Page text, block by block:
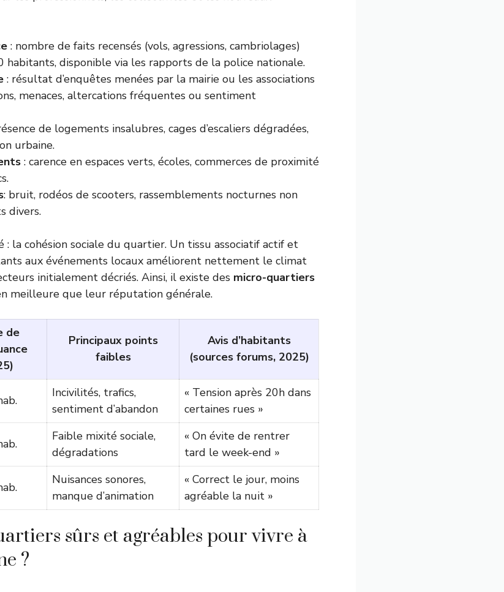
: nombre de faits recensés (vols, agressions, cambriolages)
habitants, disponible via les rapports de la police nationale.
: résultat d’enquêtes menées par la mairie ou les associations
menaces, altercations fréquentes ou sentiment
de logements insalubres, cages d’escaliers dégradées,
urbaine.
: carence en espaces verts, écoles, commerces de proximité
: bruit, rodéos de scooters, rassemblements nocturnes non
divers.
la cohésion sociale du quartier. Un tissu associatif actif et
aux événements locaux améliorent nettement le climat
initialement décriés. Ainsi, il existe des micro-quartiers
meilleure que leur réputation générale.
de
Principaux points
faibles
Avis d’habitants
(sources forums, 2025)
Incivilités, trafics,
sentiment d’abandon
« Tension après 20h dans
certaines rues »
Faible mixité sociale,
dégradations
« On évite de rentrer
tard le week-end »
Nuisances sonores,
manque d’animation
« Correct le jour, moins
agréable la nuit »
sûrs et agréables pour vivre à
?